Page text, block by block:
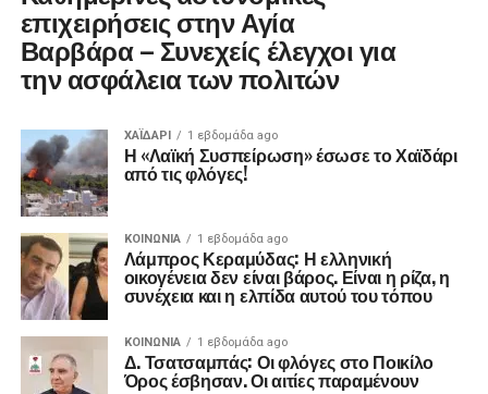
επιχειρήσεις στην Αγία
Βαρβάρα – Συνεχείς έλεγχοι για
την ασφάλεια των πολιτών
ΧΑΪΔΑΡΙ 1 εβδομάδα ago
Η «Λαϊκή Συσπείρωση» έσωσε το Χαϊδάρι
από τις φλόγες!
ΚΟΙΝΩΝΊΑ 1 εβδομάδα ago
Λάμπρος Κεραμύδας: Η ελληνική
οικογένεια δεν είναι βάρος. Είναι η ρίζα, η
συνέχεια και η ελπίδα αυτού του τόπου
ΚΟΙΝΩΝΊΑ 1 εβδομάδα ago
Δ. Τσατσαμπάς: Οι φλόγες στο Ποικίλο
Όρος έσβησαν. Οι αιτίες παραμένουν